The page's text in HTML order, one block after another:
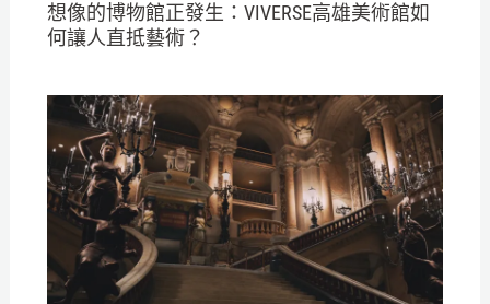
想像的博物館正發生：VIVERSE高雄美術館如
何讓人直抵藝術？